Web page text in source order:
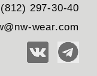
297-30-40
wear.com